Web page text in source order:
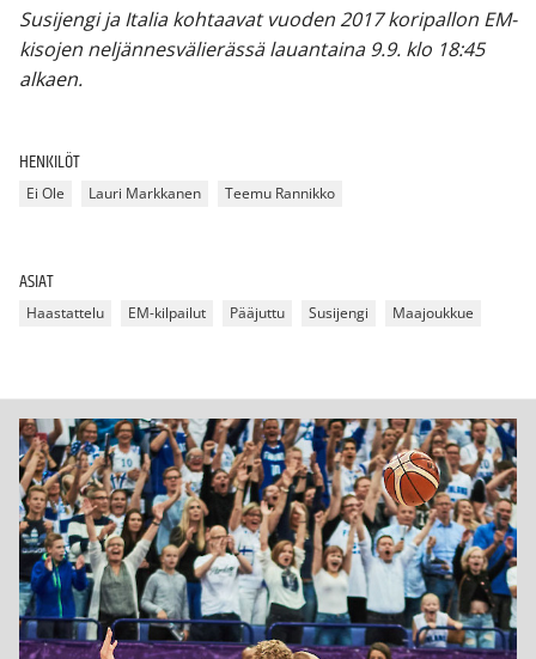
Susijengi ja Italia kohtaavat vuoden 2017 koripallon EM-
kisojen neljännesvälierässä lauantaina 9.9. klo 18:45
alkaen.
HENKILÖT
Ei Ole Lauri Markkanen Teemu Rannikko
ASIAT
Haastattelu EM-kilpailut Pääjuttu Susijengi Maajoukkue